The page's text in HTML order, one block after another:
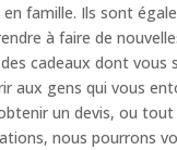
famille. Ils sont
à faire de
cadeaux dont vous
aux gens qui vous
un devis, ou
nous pourrons